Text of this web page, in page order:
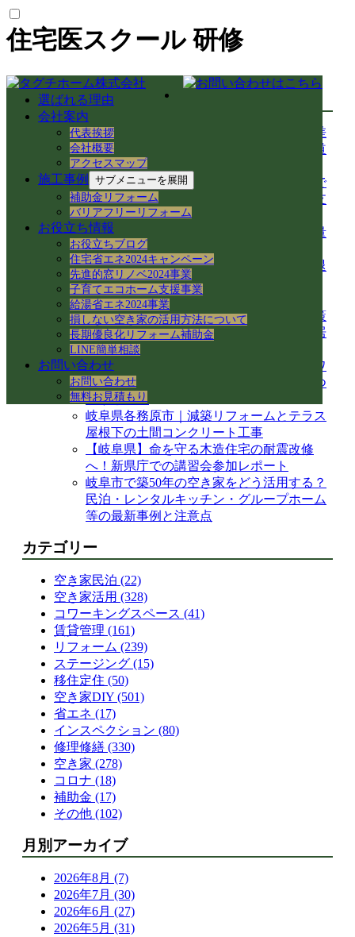
住宅医スクール 研修
選ばれる理由
会社案内
代表挨拶
会社概要
アクセスマップ
施工事例
サブメニューを展開
補助金リフォーム
バリアフリーリフォーム
お役立ち情報
お役立ちブログ
住宅省エネ2024キャンペーン
先進的窓リノベ2024事業
子育てエコホーム支援事業
給湯省エネ2024事業
損しない空き家の活用方法について
長期優良化リフォーム補助金
LINE簡単相談
お問い合わせ
お問い合わせ
無料お見積もり
最新の投稿
【中山道今須宿】歴史と空き家再生が交差
する街！徳川家康ゆかりの石や妙応寺架道
橋を巡る
【空き家から空き家へ】家具レスキューで
地域おこし協力隊の新生活＆民泊活用を支
援！
岐阜県各務原市での空き家売買｜確定測量
と境界杭設置（境界確定）の重要性
岐阜県各務原市｜賃貸住宅の売却準備！退
去前の室内確認と修繕のご相談
岐阜市のアパートでシャワーホースを交
換！アダプター適合の注意点と水漏れ対策
岐阜県各務原市の空き家・賃貸管理｜入居
者募集とDIY補修のリアル
【岐阜県各務原市】事務所の大掃除＆床ワ
ックス掛けを実施！綺麗な職場環境を保つ
手順とコツ
岐阜県各務原市｜減築リフォームとテラス
屋根下の土間コンクリート工事
【岐阜県】命を守る木造住宅の耐震改修
へ！新県庁での講習会参加レポート
岐阜市で築50年の空き家をどう活用する？
民泊・レンタルキッチン・グループホーム
等の最新事例と注意点
カテゴリー
空き家民泊 (22)
空き家活用 (328)
コワーキングスペース (41)
賃貸管理 (161)
リフォーム (239)
ステージング (15)
移住定住 (50)
空き家DIY (501)
省エネ (17)
インスペクション (80)
修理修繕 (330)
空き家 (278)
コロナ (18)
補助金 (17)
その他 (102)
月別アーカイブ
2026年8月 (7)
2026年7月 (30)
2026年6月 (27)
2026年5月 (31)